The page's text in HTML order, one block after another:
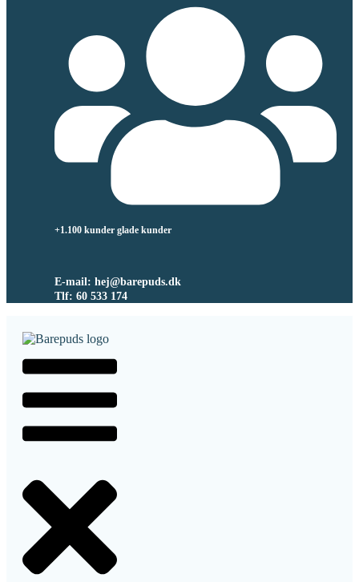
+1.100 kunder glade kunder
E-mail: hej@barepuds.dk
Tlf: 60 533 174